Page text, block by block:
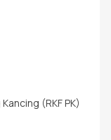
(RKF PK)